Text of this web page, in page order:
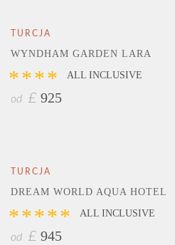
TURCJA
WYNDHAM GARDEN LARA
**** ALL INCLUSIVE
od £ 925
TURCJA
DREAM WORLD AQUA HOTEL
***** ALL INCLUSIVE
od £ 945